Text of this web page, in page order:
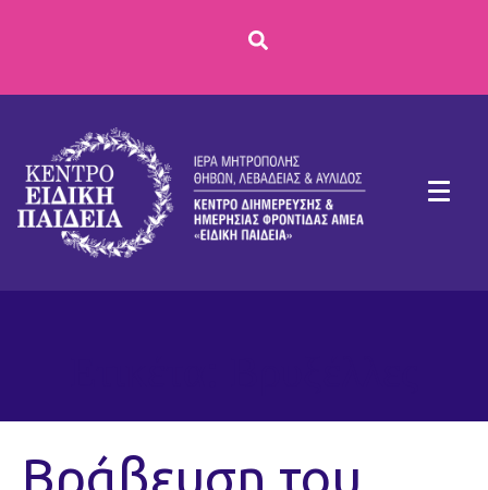
Βράβευση του